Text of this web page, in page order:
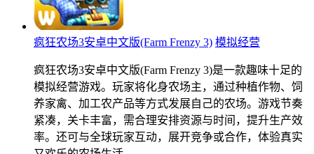
疯狂农场3安卓中文版(Farm Frenzy 3) 模拟经营
疯狂农场3安卓中文版(Farm Frenzy 3)是一款趣味十足的
模拟经营游戏。玩家将化身农场主，通过种植作物、饲
养家禽、加工农产品等方式发展自己的农场。游戏节奏
紧凑，关卡丰富，需合理安排资源与时间，提升生产效
率。还可与全球玩家互动，展开竞争或合作，体验真实